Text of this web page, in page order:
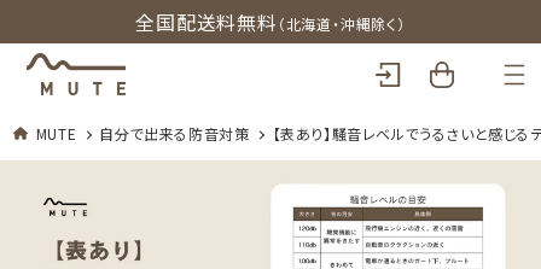
ツに進む
全国配送料無料 （北海道・沖縄除く）
ロ
グ
イ
カ
ー
MUTE 自分で出来る防音対策 【表あり】騒音レベルでうるさいと感じ